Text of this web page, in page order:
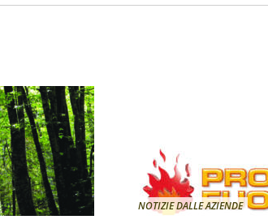
NOTIZIE DALLE AZIENDE